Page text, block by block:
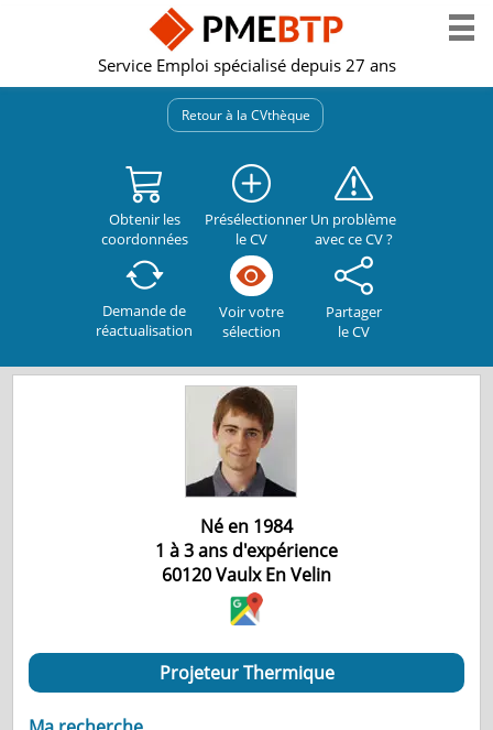
Service Emploi spécialisé depuis 27 ans
Retour à la CVthèque
Obtenir les
coordonnées
Présélectionner
le CV
Un problème
avec ce CV ?
Demande de
réactualisation
Voir votre
sélection
Partager
le CV
Né en 1984
1 à 3 ans d'expérience
60120Vaulx En Velin
Projeteur Thermique